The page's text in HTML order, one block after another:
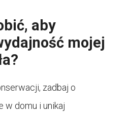
aby
mojej
zadbaj o
w domu i unikaj